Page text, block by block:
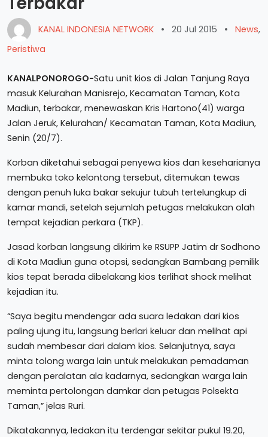
KANAL INDONESIA NETWORK • 20 Jul 2015 • News,
Peristiwa
KANALPONOROGO-Satu unit kios di Jalan Tanjung Raya
masuk Kelurahan Manisrejo, Kecamatan Taman, Kota
Madiun, terbakar, menewaskan Kris Hartono(41) warga
Jalan Jeruk, Kelurahan/ Kecamatan Taman, Kota Madiun,
Senin (20/7).
Korban diketahui sebagai penyewa kios dan keseharianya
membuka toko kelontong tersebut, ditemukan tewas
dengan penuh luka bakar sekujur tubuh tertelungkup di
kamar mandi, setelah sejumlah petugas melakukan olah
tempat kejadian perkara (TKP).
Jasad korban langsung dikirim ke RSUPP Jatim dr Sodhono
di Kota Madiun guna otopsi, sedangkan Bambang pemilik
kios tepat berada dibelakang kios terlihat shock melihat
kejadian itu.
“Saya begitu mendengar ada suara ledakan dari kios
paling ujung itu, langsung berlari keluar dan melihat api
sudah membesar dari dalam kios. Selanjutnya, saya
minta tolong warga lain untuk melakukan pemadaman
dengan peralatan ala kadarnya, sedangkan warga lain
meminta pertolongan damkar dan petugas Polsekta
Taman,” jelas Ruri.
Dikatakannya, ledakan itu terdengar sekitar pukul 19.20,